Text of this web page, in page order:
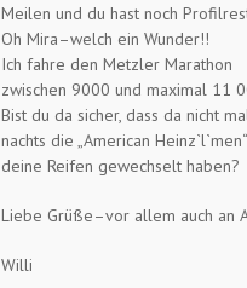
Meilen und du hast noch
Oh Mira–welch ein Wunder!!
Ich fahre den Metzler Marathon
zwischen 9000 und maximal 11
Bist du da sicher, dass da nicht
nachts die „American Heinz`l`men“
deine Reifen gewechselt haben?
Liebe Grüße–vor allem auch an
Willi